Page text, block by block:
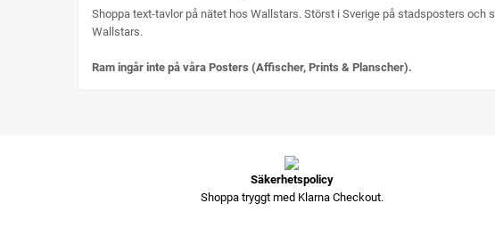
Shoppa text-tavlor på nätet hos Wallstars. Störst i Sverige på stadsposters och
Wallstars.
Ram ingår inte på våra Posters (Affischer, Prints & Planscher).
Säkerhetspolicy
Shoppa tryggt med Klarna Checkout.